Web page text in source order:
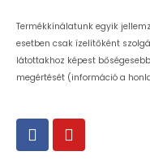
Termékkínálatunk egyik
esetben csak ízelítőként
látottakhoz képest
megértését (információ a